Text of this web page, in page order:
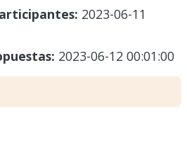
2023-06-11
2023-06-12 00:01:00